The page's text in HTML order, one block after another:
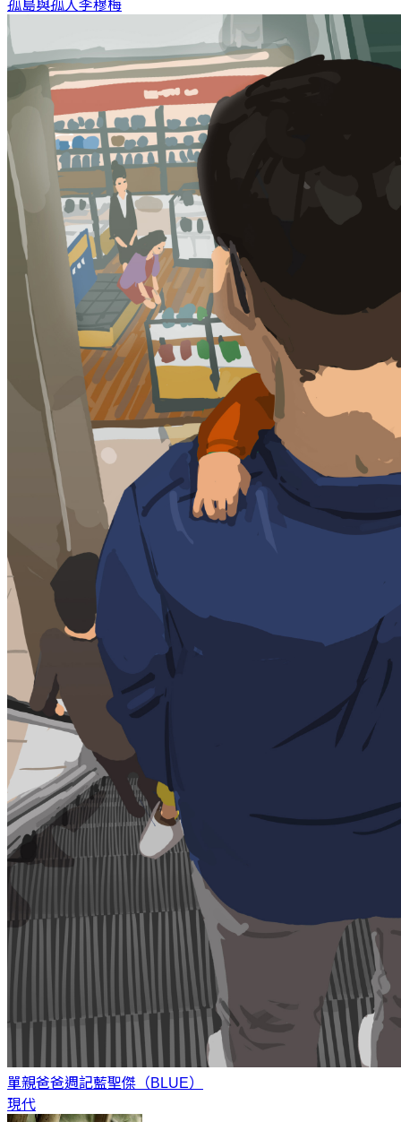
孤島與孤人李穆梅
單親爸爸週記藍聖傑（BLUE）
現代